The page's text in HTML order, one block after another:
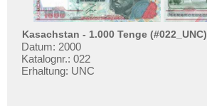
Kasachstan - 1.000 Tenge (#022_UNC)
Datum: 2000
Katalognr.: 022
Erhaltung: UNC